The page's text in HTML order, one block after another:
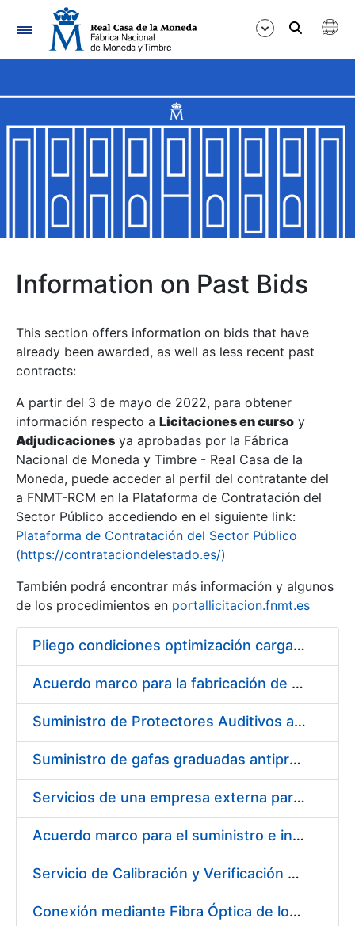
Navigation
Show/Hide
Show/Hide
Show/Hide
Show/Hide
Show/Hide
Show/Hide
Information on Past Bids
This section offers information on bids that have
already been awarded, as well as less recent past
contracts:
A partir del 3 de mayo de 2022, para obtener
información respecto a Licitaciones en curso y
Adjudicaciones ya aprobadas por la Fábrica
Nacional de Moneda y Timbre - Real Casa de la
Moneda, puede acceder al perfil del contratante del
a FNMT-RCM en la Plataforma de Contratación del
Sector Público accediendo en el siguiente link:
Plataforma de Contratación del Sector Público
(https://contrataciondelestado.es/)
También podrá encontrar más información y algunos
de los procedimientos en portallicitacion.fnmt.es
Pliego condiciones optimización cargas compras firmado
Acuerdo marco para la fabricación de piezas
Suministro de Protectores Auditivos a medida para las personas trabajadoras de los Centros de Trabajo de Madrid y Burgos
Suministro de gafas graduadas antiproyecciones para los trabajadores de la FNMT-RCM en los centros de trabajo de Madrid y Burgos
Servicios de una empresa externa para el asesoramiento y resolución de los recursos de alzada que se presentan relacionados con procesos de selección para la FNMT-RCM
Acuerdo marco para el suministro e instalación de persianas, estores y otros complementos
Servicio de Calibración y Verificación Externa de los Equipos de Medición del Servicio de Prevención de la FNMT-RCM
Conexión mediante Fibra Óptica de los Centros de Proceso de Datos (CPDs) de las sedes de la FNMT-RCM de Burgos y Madrid